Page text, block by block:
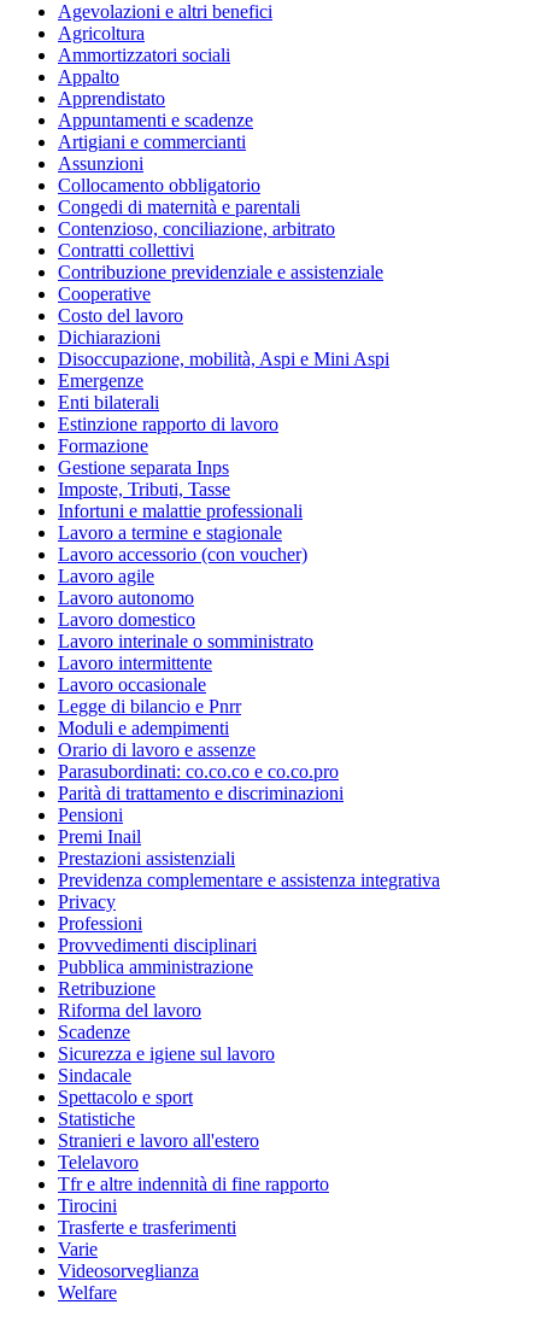
Agevolazioni e altri benefici
Agricoltura
Ammortizzatori sociali
Appalto
Apprendistato
Appuntamenti e scadenze
Artigiani e commercianti
Assunzioni
Collocamento obbligatorio
Congedi di maternità e parentali
Contenzioso, conciliazione, arbitrato
Contratti collettivi
Contribuzione previdenziale e assistenziale
Cooperative
Costo del lavoro
Dichiarazioni
Disoccupazione, mobilità, Aspi e Mini Aspi
Emergenze
Enti bilaterali
Estinzione rapporto di lavoro
Formazione
Gestione separata Inps
Imposte, Tributi, Tasse
Infortuni e malattie professionali
Lavoro a termine e stagionale
Lavoro accessorio (con voucher)
Lavoro agile
Lavoro autonomo
Lavoro domestico
Lavoro interinale o somministrato
Lavoro intermittente
Lavoro occasionale
Legge di bilancio e Pnrr
Moduli e adempimenti
Orario di lavoro e assenze
Parasubordinati: co.co.co e co.co.pro
Parità di trattamento e discriminazioni
Pensioni
Premi Inail
Prestazioni assistenziali
Previdenza complementare e assistenza integrativa
Privacy
Professioni
Provvedimenti disciplinari
Pubblica amministrazione
Retribuzione
Riforma del lavoro
Scadenze
Sicurezza e igiene sul lavoro
Sindacale
Spettacolo e sport
Statistiche
Stranieri e lavoro all'estero
Telelavoro
Tfr e altre indennità di fine rapporto
Tirocini
Trasferte e trasferimenti
Varie
Videosorveglianza
Welfare